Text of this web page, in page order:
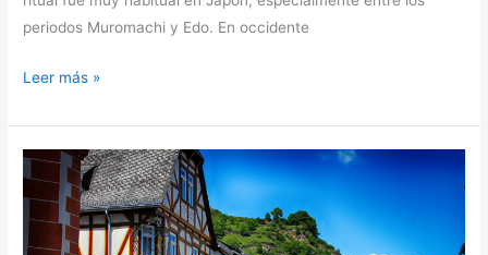
periodos Muromachi y Edo. En occidente
Leer más »
50
curiosidades
sobre
Alemania